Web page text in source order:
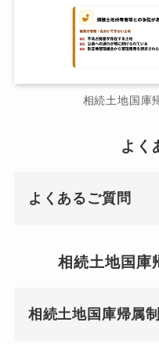
相続土地国庫
よく
よくあるご質問
相続土地国庫
相続土地国庫帰属